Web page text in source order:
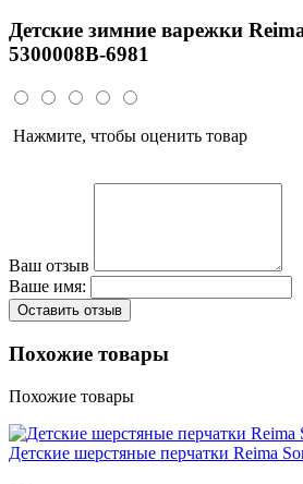
Детские зимние варежки
5300008B-6981
Нажмите, чтобы оценить товар
Ваш отзыв
Ваше имя:
Оставить отзыв
Похожие товары
Похожие товары
Детские шерстяные перчатки Reima